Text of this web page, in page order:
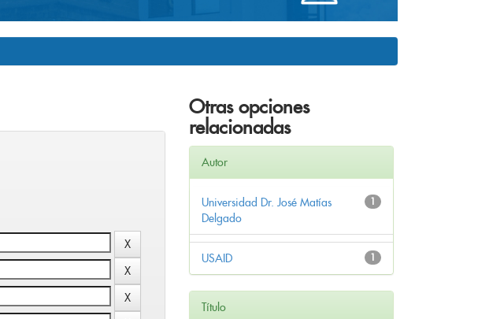
Otras opciones
relacionadas
Autor
1
Universidad Dr. José Matías
Delgado
1
USAID
Título